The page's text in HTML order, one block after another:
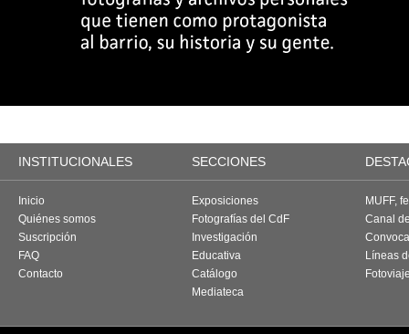
INSTITUCIONALES SECCIONES
Inicio
Quiénes somos
Suscripción
FAQ
Contacto
Exposiciones
Fotografías del CdF
Investigación
Educativa
Catálogo
Mediateca
MUFF,
Canal
Líneas